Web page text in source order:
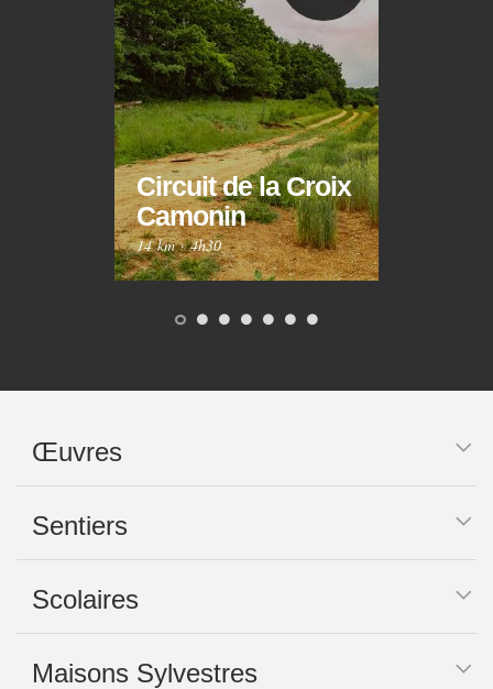
Circuit de la Croix
Camonin
14 km·4h30
Œuvres
Sentiers
Scolaires
Maisons Sylvestres